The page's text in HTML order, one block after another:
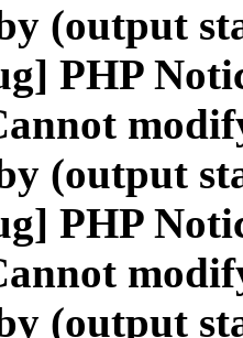
(output
PHP
(output
PHP
(output